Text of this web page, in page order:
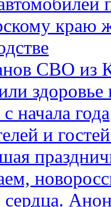
краю
СВО из
начала года
и